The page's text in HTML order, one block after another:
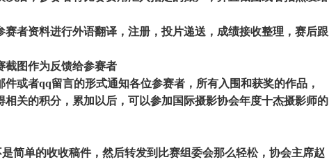
者资料进行外语翻译，注册，投片递送，成绩接收整理，赛后跟
截图作为反馈给参赛者
件或者qq留言的形式通知各位参赛者，所有入围和获奖的作品，
关的积分，累加以后，可以参加国际摄影协会年度十杰摄影师的
简单的收收稿件，然后转发到比赛组委会那么轻松，协会主席赵